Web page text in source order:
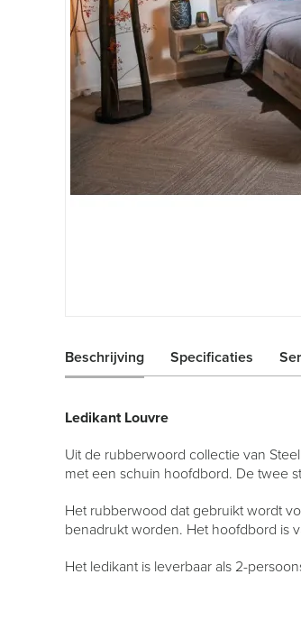
het
afbeeldingen-
Beschrijving
Ledikant Louvre
Uit de rubberwoord collectie van
met een schuin hoofdbord. De twee
Het rubberwood dat gebruikt wordt
benadrukt worden. Het hoofdbord is
Het ledikant is leverbaar als 2-
Specificaties